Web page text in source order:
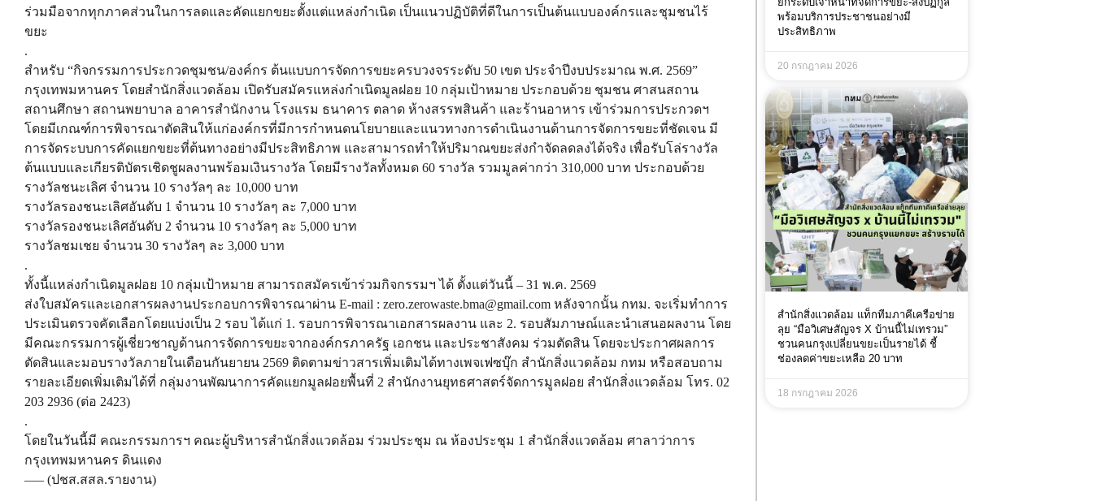
ร่วมมือจากทุกภาคส่วนในการลดและคัดแยกขยะตั้งแต่แหล่งกำเนิด เป็นแนวปฏิบัติที่ดีในการเป็นต้นแบบองค์กรและชุมชนไร้
ขยะ
.
สำหรับ “กิจกรรมการประกวดชุมชน/องค์กร ต้นแบบการจัดการขยะครบวงจรระดับ 50 เขต ประจำปีงบประมาณ พ.ศ. 2569”
กรุงเทพมหานคร โดยสำนักสิ่งแวดล้อม เปิดรับสมัครแหล่งกำเนิดมูลฝอย 10 กลุ่มเป้าหมาย ประกอบด้วย ชุมชน ศาสนสถาน
สถานศึกษา สถานพยาบาล อาคารสำนักงาน โรงแรม ธนาคาร ตลาด ห้างสรรพสินค้า และร้านอาหาร เข้าร่วมการประกวดฯ
โดยมีเกณฑ์การพิจารณาตัดสินให้แก่องค์กรที่มีการกำหนดนโยบายและแนวทางการดำเนินงานด้านการจัดการขยะที่ชัดเจน มี
การจัดระบบการคัดแยกขยะที่ต้นทางอย่างมีประสิทธิภาพ และสามารถทำให้ปริมาณขยะส่งกำจัดลดลงได้จริง เพื่อรับโล่รางวัล
ต้นแบบและเกียรติบัตรเชิดชูผลงานพร้อมเงินรางวัล โดยมีรางวัลทั้งหมด 60 รางวัล รวมมูลค่ากว่า 310,000 บาท ประกอบด้วย
รางวัลชนะเลิศ จำนวน 10 รางวัลๆ ละ 10,000 บาท
รางวัลรองชนะเลิศอันดับ 1 จำนวน 10 รางวัลๆ ละ 7,000 บาท
รางวัลรองชนะเลิศอันดับ 2 จำนวน 10 รางวัลๆ ละ 5,000 บาท
รางวัลชมเชย จำนวน 30 รางวัลๆ ละ 3,000 บาท
.
ทั้งนี้แหล่งกำเนิดมูลฝอย 10 กลุ่มเป้าหมาย สามารถสมัครเข้าร่วมกิจกรรมฯ ได้ ตั้งแต่วันนี้ – 31 พ.ค. 2569
ส่งใบสมัครและเอกสารผลงานประกอบการพิจารณาผ่าน E-mail : zero.zerowaste.bma@gmail.com หลังจากนั้น กทม. จะเริ่มทำการ
ประเมินตรวจคัดเลือกโดยแบ่งเป็น 2 รอบ ได้แก่ 1. รอบการพิจารณาเอกสารผลงาน และ 2. รอบสัมภาษณ์และนำเสนอผลงาน โดย
มีคณะกรรมการผู้เชี่ยวชาญด้านการจัดการขยะจากองค์กรภาครัฐ เอกชน และประชาสังคม ร่วมตัดสิน โดยจะประกาศผลการ
ตัดสินและมอบรางวัลภายในเดือนกันยายน 2569 ติดตามข่าวสารเพิ่มเติมได้ทางเพจเฟซบุ๊ก สำนักสิ่งแวดล้อม กทม หรือสอบถาม
รายละเอียดเพิ่มเติมได้ที่ กลุ่มงานพัฒนาการคัดแยกมูลฝอยพื้นที่ 2 สำนักงานยุทธศาสตร์จัดการมูลฝอย สำนักสิ่งแวดล้อม โทร. 02
203 2936 (ต่อ 2423)
.
โดยในวันนี้มี คณะกรรมการฯ คณะผู้บริหารสำนักสิ่งแวดล้อม ร่วมประชุม ณ ห้องประชุม 1 สำนักสิ่งแวดล้อม ศาลาว่าการ
กรุงเทพมหานคร ดินแดง
—– (ปชส.สสล.รายงาน)
พร้อมบริการประชาชนอย่างมี
ประสิทธิภาพ
20 กรกฎาคม 2026
สำนักสิ่งแวดล้อม แท็กทีมภาคีเครือข่าย
ลุย “มือวิเศษสัญจร X บ้านนี้ไม่เทรวม”
ชวนคนกรุงเปลี่ยนขยะเป็นรายได้ ชี้
ช่องลดค่าขยะเหลือ 20 บาท
18 กรกฎาคม 2026